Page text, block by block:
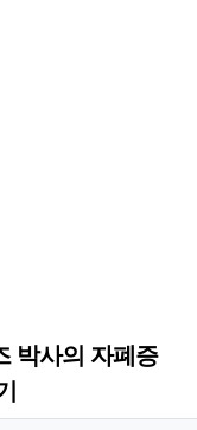
박사의 자폐증